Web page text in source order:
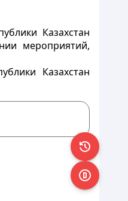
Казахстан
мероприятий,
Казахстан